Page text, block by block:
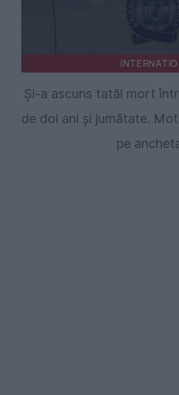
Și-a ascuns tatăl mort
de doi ani și jumătate.
pe